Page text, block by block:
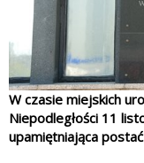
W czasie miejskich
Niepodległości 11
upamiętniająca